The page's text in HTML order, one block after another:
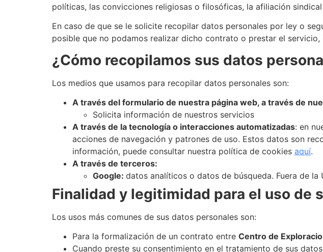
políticas, las convicciones religiosas o filosóficas, la afiliación
En caso de que se le solicite recopilar datos personales por ley o
posible que no podamos realizar dicho contrato o prestar el
¿Cómo recopilamos sus datos
Los medios que usamos para recopilar datos personales son:
A través del formulario de nuestra página web, a través de
Solicita información de nuestros servicios
A través de la tecnología o interacciones automatizadas: en
acciones de navegación y patrones de uso. Estos datos son
información, puede consultar nuestra política de cookies aquí.
A través de terceros:
Google: datos analíticos o datos de búsqueda. Fuera de la
Finalidad y legitimidad para el uso de
Los usos más comunes de sus datos personales son:
Para la formalización de un contrato entre Centro de
Cuando preste su consentimiento en el tratamiento de sus